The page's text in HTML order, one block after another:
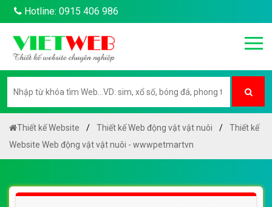
Hotline: 0915 406 986
Thiết kế Website Thiết kế Web động vật vật nuôi
Thiết kế
Website Web động vật vật nuôi - wwwpetmartvn